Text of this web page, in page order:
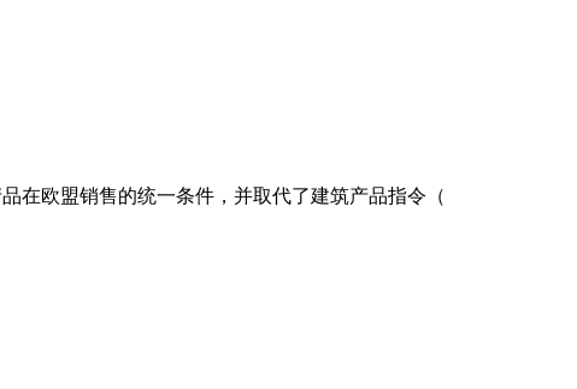
在欧盟销售的统一条件，并取代了建筑产品指令 （